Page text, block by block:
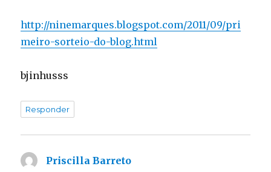
http://ninemarques.blogspot.com/2011/09/pri
meiro-sorteio-do-blog.html
bjinhusss
Responder
Priscilla Barreto